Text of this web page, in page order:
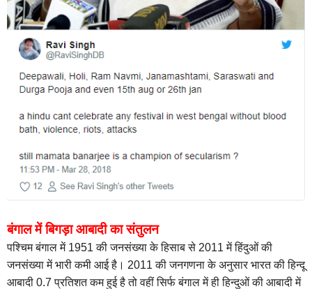
बंगाल में बिगड़ा आबादी का संतुलन
पश्चिम बंगाल में 1951 की जनसंख्या के हिसाब से 2011 में हिंदुओं की
जनसंख्या में भारी कमी आई है। 2011 की जनगणना के अनुसार भारत की हिन्दू
आबादी 0.7 प्रतिशत कम हुई है तो वहीं सिर्फ बंगाल में ही हिन्दुओं की आबादी में